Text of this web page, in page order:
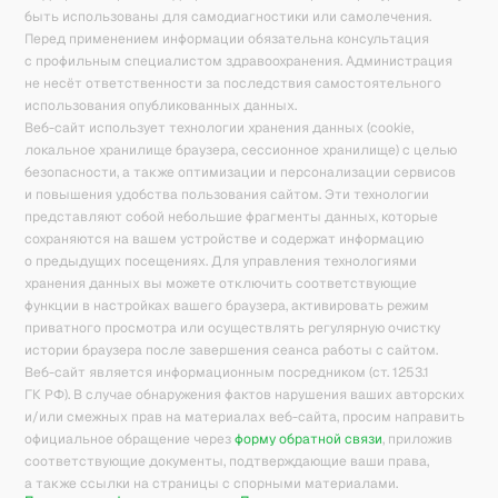
быть использованы для самодиагностики или самолечения.
Перед применением информации обязательна консультация
с профильным специалистом здравоохранения. Администрация
не несёт ответственности за последствия самостоятельного
использования опубликованных данных.
Веб-сайт использует технологии хранения данных (cookie,
локальное хранилище браузера, сессионное хранилище) с целью
безопасности, а также оптимизации и персонализации сервисов
и повышения удобства пользования сайтом. Эти технологии
представляют собой небольшие фрагменты данных, которые
сохраняются на вашем устройстве и содержат информацию
о предыдущих посещениях. Для управления технологиями
хранения данных вы можете отключить соответствующие
функции в настройках вашего браузера, активировать режим
приватного просмотра или осуществлять регулярную очистку
истории браузера после завершения сеанса работы с сайтом.
Веб-сайт является информационным посредником (ст. 1253.1
ГК РФ). В случае обнаружения фактов нарушения ваших авторских
и/или смежных прав на материалах веб-сайта, просим направить
официальное обращение через форму обратной связи, приложив
соответствующие документы, подтверждающие ваши права,
а также ссылки на страницы с спорными материалами.